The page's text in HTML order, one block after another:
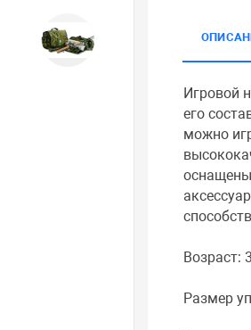
Охота, спорт, туризм
Игровой
его
можно
Возраст:
Размер